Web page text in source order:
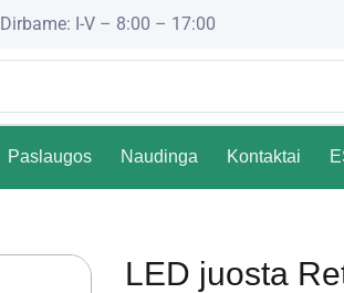
Dirbame: I-V – 8:00 – 17:00
Paslaugos Naudinga Kontaktai
LED juosta